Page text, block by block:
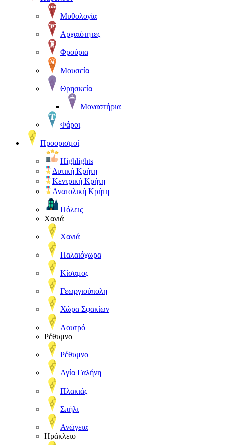
Μυθολογία
Αρχαιότητες
Φρούρια
Μουσεία
Θρησκεία
Μοναστήρια
Φάροι
Προορισμοί
Highlights
Δυτική Κρήτη
Κεντρική Κρήτη
Ανατολική Κρήτη
Πόλεις
Χανιά
Χανιά
Παλαιόχωρα
Κίσαμος
Γεωργιούπολη
Χώρα Σφακίων
Λουτρό
Ρέθυμνο
Ρέθυμνο
Αγία Γαλήνη
Πλακιάς
Σπήλι
Ανώγεια
Ηράκλειο